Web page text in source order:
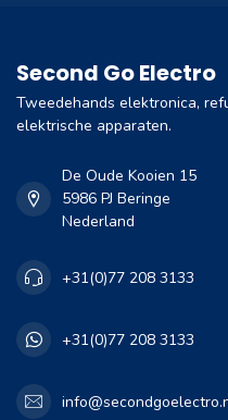
Second Go Electro
Tweedehands elektronica,
elektrische apparaten.
De Oude Kooien 15
5986 PJ Beringe
Nederland
+31(0)77 208 3133
+31(0)77 208 3133